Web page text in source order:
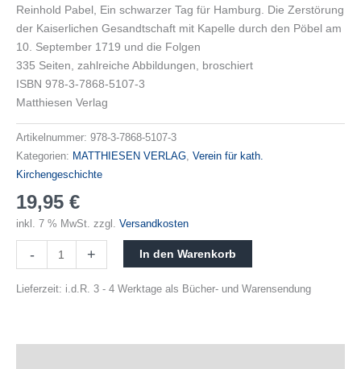
Reinhold Pabel, Ein schwarzer Tag für Hamburg. Die Zerstörung
der Kaiserlichen Gesandtschaft mit Kapelle durch den Pöbel am
10. September 1719 und die Folgen
335 Seiten, zahlreiche Abbildungen, broschiert
ISBN 978-3-7868-5107-3
Matthiesen Verlag
Artikelnummer: 978-3-7868-5107-3
Kategorien: MATTHIESEN VERLAG, Verein für kath.
Kirchengeschichte
19,95 €
inkl. 7 % MwSt. zzgl. Versandkosten
- + In den Warenkorb
Lieferzeit: i.d.R. 3 - 4 Werktage als Bücher- und Warensendung